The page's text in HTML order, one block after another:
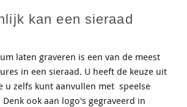
kan een sieraad
laten graveren is een van de meest
in een sieraad. U heeft de keuze uit
u zelfs kunt aanvullen met speelse
ook aan logo's gegraveerd in